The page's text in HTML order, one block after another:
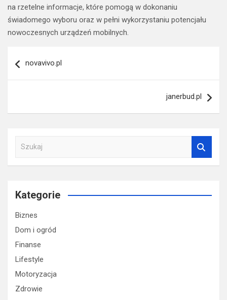
na rzetelne informacje, które pomogą w dokonaniu
świadomego wyboru oraz w pełni wykorzystaniu potencjału
nowoczesnych urządzeń mobilnych.
wpisu
novavivo.pl
janerbud.pl
u
a
Kategorie
Biznes
Dom i ogród
Finanse
Lifestyle
Motoryzacja
Zdrowie